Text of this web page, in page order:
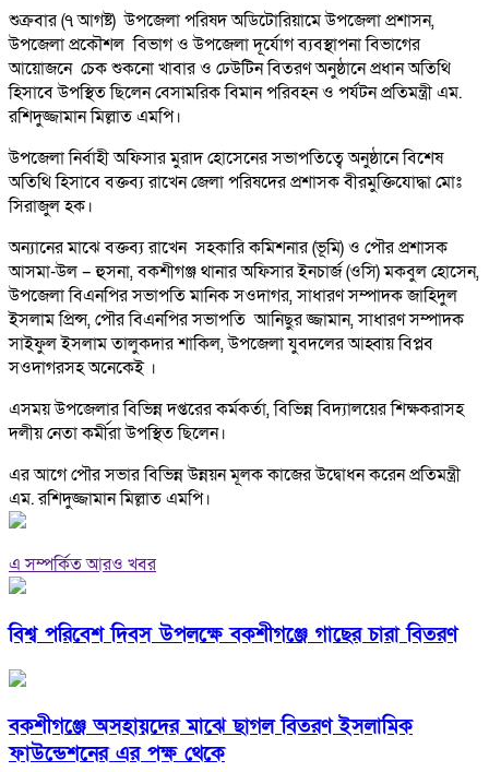
শুক্রবার (৭ আগষ্ট) উপজেলা পরিষদ অডিটোরিয়ামে উপজেলা প্রশাসন,
উপজেলা প্রকৌশল বিভাগ ও উপজেলা দূর্যোগ ব্যবস্থাপনা বিভাগের
আয়োজনে চেক শুকনো খাবার ও ঢেউটিন বিতরণ অনুষ্ঠানে প্রধান অতিথি
হিসাবে উপস্থিত ছিলেন বেসামরিক বিমান পরিবহন ও পর্যটন প্রতিমন্ত্রী এম.
রশিদুজ্জামান মিল্লাত এমপি।
উপজেলা নির্বাহী অফিসার মুরাদ হোসেনের সভাপতিত্বে অনুষ্ঠানে বিশেষ
অতিথি হিসাবে বক্তব্য রাখেন জেলা পরিষদের প্রশাসক বীরমুক্তিযোদ্ধা মোঃ
সিরাজুল হক।
অন্যানের মাঝে বক্তব্য রাখেন সহকারি কমিশনার (ভূমি) ও পৌর প্রশাসক
আসমা-উল – হুসনা, বকশীগঞ্জ থানার অফিসার ইনচার্জ (ওসি) মকবুল হোসেন,
উপজেলা বিএনপির সভাপতি মানিক সওদাগর, সাধারণ সম্পাদক জাহিদুল
ইসলাম প্রিন্স, পৌর বিএনপির সভাপতি আনিছুর জ্জামান, সাধারণ সম্পাদক
সাইফুল ইসলাম তালুকদার শাকিল, উপজেলা যুবদলের আহ্বায় বিপ্লব
সওদাগরসহ অনেকেই ।
এসময় উপজেলার বিভিন্ন দপ্তরের কর্মকর্তা, বিভিন্ন বিদ্যালয়ের শিক্ষকরাসহ
দলীয় নেতা কর্মীরা উপস্থিত ছিলেন।
এর আগে পৌর সভার বিভিন্ন উন্নয়ন মূলক কাজের উদ্বোধন করেন প্রতিমন্ত্রী
এম. রশিদুজ্জামান মিল্লাত এমপি।
এ সম্পর্কিত আরও খবর
বিশ্ব পরিবেশ দিবস উপলক্ষে বকশীগঞ্জে গাছের চারা বিতরণ
বকশীগঞ্জে অসহায়দের মাঝে ছাগল বিতরণ ইসলামিক
ফাউন্ডেশনের এর পক্ষ থেকে